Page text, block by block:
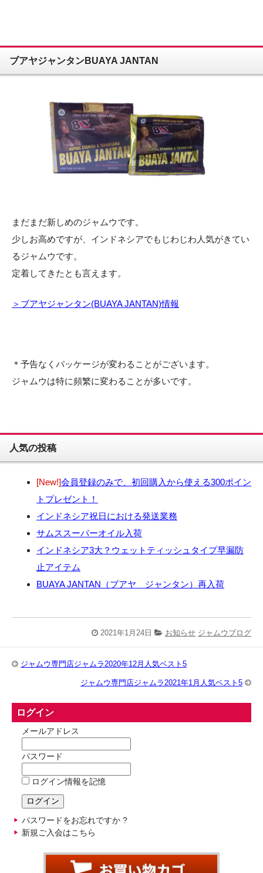
ブアヤジャンタンBUAYA JANTAN
まだまだ新しめのジャムウです。
少しお高めですが、インドネシアでもじわじわ人気がきてい
るジャムウです。
定着してきたとも言えます。
＞ブアヤジャンタン(BUAYA JANTAN)情報
＊予告なくパッケージが変わることがございます。
ジャムウは特に頻繁に変わることが多いです。
人気の投稿
[New!]会員登録のみで、初回購入から使える300ポイン
トプレゼント！
インドネシア祝日における発送業務
サムススーパーオイル入荷
インドネシア3大？ウェットティッシュタイプ早漏防
止アイテム
BUAYA JANTAN（ブアヤ ジャンタン）再入荷
2021年1月24日 お知らせ ジャムウブログ
ジャムウ専門店ジャムラ2020年12月人気ベスト5
ジャムウ専門店ジャムラ2021年1月人気ベスト5
ログイン
メールアドレス
パスワード
ログイン情報を記憶
パスワードをお忘れですか ?
新規ご入会はこちら